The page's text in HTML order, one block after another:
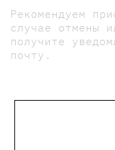
Рекомендуем
случае отмены
получите
почту.